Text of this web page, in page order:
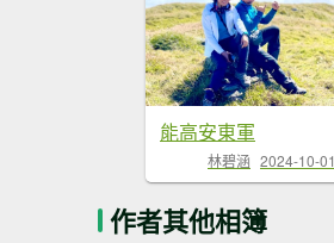
能高安東軍
林碧涵 2024-10-01
作者其他相簿